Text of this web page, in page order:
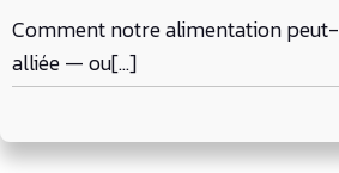
Comment notre alimentation
alliée — ou[…]